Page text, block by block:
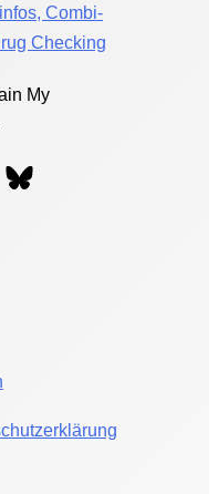
Combi-
Checking